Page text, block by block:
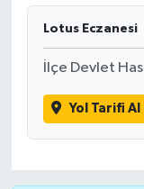
Lotus Eczanesi
İlçe Devlet
Yol Tarifi Al
Siyaset
Spor